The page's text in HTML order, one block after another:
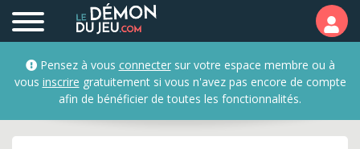
guitariste.com ✅
Pensez à vous connectersur votre espace membre ou à
vous inscrire gratuitement si vous n'avez pas encore de compte
afin de bénéficier de toutes les fonctionnalités.